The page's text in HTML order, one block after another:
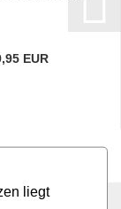
EUR
liegt